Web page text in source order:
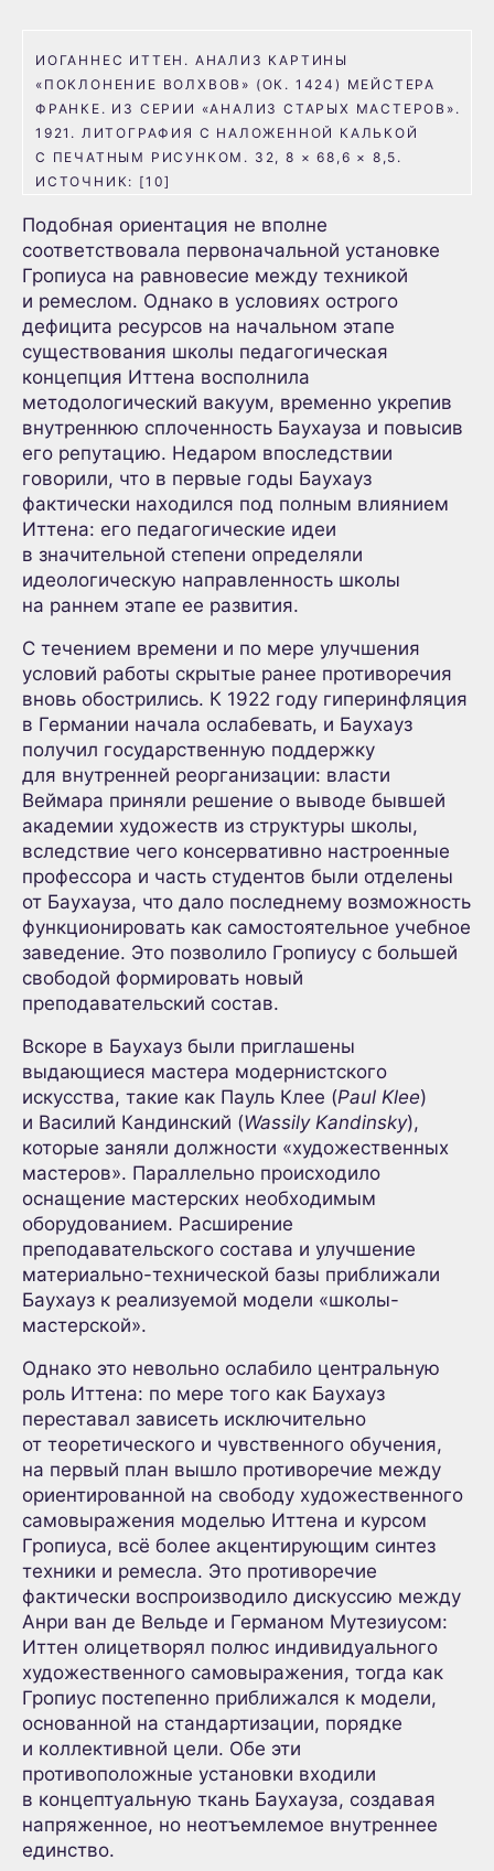
ИОГАННЕС ИТТЕН. АНАЛИЗ КАРТИНЫ
«ПОКЛОНЕНИЕ ВОЛХВОВ» (ОК. 1424) МЕЙСТЕРА
ФРАНКЕ. ИЗ СЕРИИ «АНАЛИЗ СТАРЫХ МАСТЕРОВ».
1921. ЛИТОГРАФИЯ С НАЛОЖЕННОЙ КАЛЬКОЙ
С ПЕЧАТНЫМ РИСУНКОМ. 32, 8 × 68,6 × 8,5.
ИСТОЧНИК: [10]
Подобная ориентация не вполне
соответствовала первоначальной установке
Гропиуса на равновесие между техникой
и ремеслом. Однако в условиях острого
дефицита ресурсов на начальном этапе
существования школы педагогическая
концепция Иттена восполнила
методологический вакуум, временно укрепив
внутреннюю сплоченность Баухауза и повысив
его репутацию. Недаром впоследствии
говорили, что в первые годы Баухауз
фактически находился под полным влиянием
Иттена: его педагогические идеи
в значительной степени определяли
идеологическую направленность школы
на раннем этапе ее развития.
С течением времени и по мере улучшения
условий работы скрытые ранее противоречия
вновь обострились. К 1922 году гиперинфляция
в Германии начала ослабевать, и Баухауз
получил государственную поддержку
для внутренней реорганизации: власти
Веймара приняли решение о выводе бывшей
академии художеств из структуры школы,
вследствие чего консервативно настроенные
профессора и часть студентов были отделены
от Баухауза, что дало последнему возможность
функционировать как самостоятельное учебное
заведение. Это позволило Гропиусу с большей
свободой формировать новый
преподавательский состав.
Вскоре в Баухауз были приглашены
выдающиеся мастера модернистского
искусства, такие как Пауль Клее (Paul Klee)
и Василий Кандинский (Wassily Kandinsky),
которые заняли должности «художественных
мастеров». Параллельно происходило
оснащение мастерских необходимым
оборудованием. Расширение
преподавательского состава и улучшение
материально-технической базы приближали
Баухауз к реализуемой модели «школы-
мастерской».
Однако это невольно ослабило центральную
роль Иттена: по мере того как Баухауз
переставал зависеть исключительно
от теоретического и чувственного обучения,
на первый план вышло противоречие между
ориентированной на свободу художественного
самовыражения моделью Иттена и курсом
Гропиуса, всё более акцентирующим синтез
техники и ремесла. Это противоречие
фактически воспроизводило дискуссию между
Анри ван де Вельде и Германом Мутезиусом:
Иттен олицетворял полюс индивидуального
художественного самовыражения, тогда как
Гропиус постепенно приближался к модели,
основанной на стандартизации, порядке
и коллективной цели. Обе эти
противоположные установки входили
в концептуальную ткань Баухауза, создавая
напряженное, но неотъемлемое внутреннее
единство.